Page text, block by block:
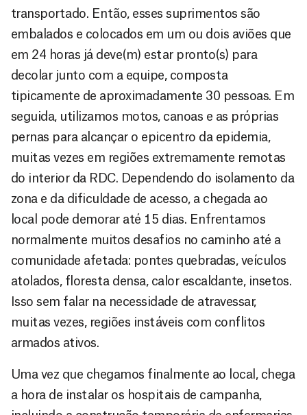
transportado. Então, esses suprimentos são
embalados e colocados em um ou dois aviões que
em 24 horas já deve(m) estar pronto(s) para
decolar junto com a equipe, composta
tipicamente de aproximadamente 30 pessoas. Em
seguida, utilizamos motos, canoas e as próprias
pernas para alcançar o epicentro da epidemia,
muitas vezes em regiões extremamente remotas
do interior da RDC. Dependendo do isolamento da
zona e da dificuldade de acesso, a chegada ao
local pode demorar até 15 dias. Enfrentamos
normalmente muitos desafios no caminho até a
comunidade afetada: pontes quebradas, veículos
atolados, floresta densa, calor escaldante, insetos.
Isso sem falar na necessidade de atravessar,
muitas vezes, regiões instáveis com conflitos
armados ativos.
Uma vez que chegamos finalmente ao local, chega
a hora de instalar os hospitais de campanha,